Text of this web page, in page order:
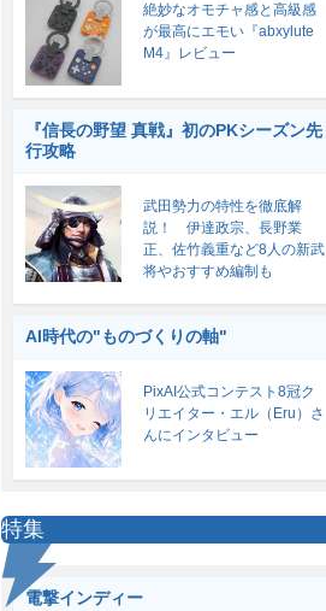
絶妙なオモチャ感と高級感
が最高にエモい『abxylute
M4』レビュー
『信長の野望 真戦』初のPKシーズン先
行攻略
武田勢力の特性を徹底解
説！ 伊達政宗、長野業
正、佐竹義重など8人の新武
将やおすすめ編制も
AI時代の"ものづくりの軸"
PixAI公式コンテスト8冠ク
リエイター・エル（Eru）さ
んにインタビュー
特集
電撃インディー